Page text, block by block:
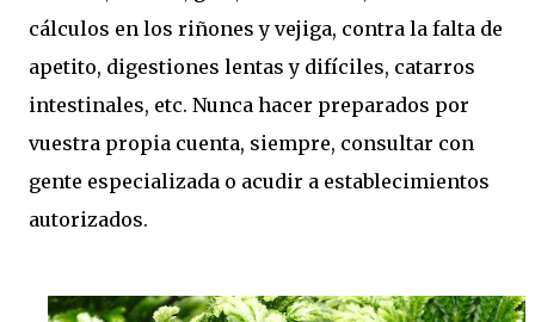
cálculos en los riñones y vejiga, contra la falta de
apetito, digestiones lentas y difíciles, catarros
intestinales, etc. Nunca hacer preparados por
vuestra propia cuenta, siempre, consultar con
gente especializada o acudir a establecimientos
autorizados.